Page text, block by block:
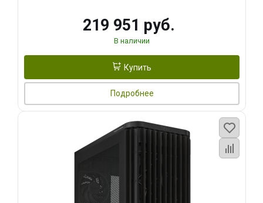
219 951 руб.
В наличии
Купить
Подробнее